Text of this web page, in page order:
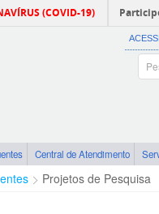
(COVID-19)
Central de Atendimento
Projetos de Pesquisa